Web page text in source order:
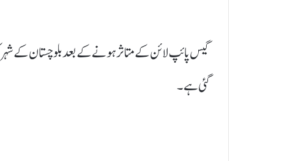
گیس پائپ لائن کے متاثر ہونے کے بعد بلوچستان کے
گئی ہے۔